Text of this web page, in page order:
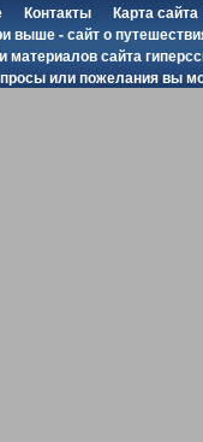
Контакты Карта сайта
выше - сайт о
материалов сайта
или пожелания вы